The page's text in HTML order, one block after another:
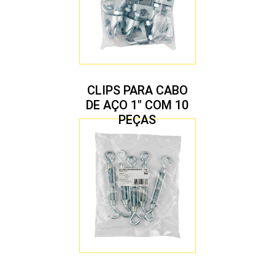
CLIPS PARA CABO
DE AÇO 1″ COM 10
PEÇAS